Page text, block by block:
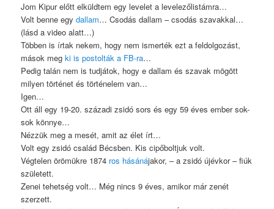
Jom Kipur előtt elküldtem egy levelet a levelezőlistámra…
Volt benne egydallam… Csodás dallam – csodás szavakkal…
(lásd a video alatt…)
Többen is írtak nekem, hogy nem ismerték ezt a feldolgozást,
mások megki is postolták a FB-ra…
Pedig talán nem is tudjátok, hogy e dallam és szavak mögött
milyen történet és történelem van…
Igen…
Ott áll egy 19-20. századi zsidó sors és egy 59 éves ember sok-
sok könnye…
Nézzük meg a mesét, amit az élet írt…
Volt egy zsidó család Bécsben. Kis cipőboltjuk volt.
Végtelen örömükre 1874 ros hásánájakor, – a zsidó újévkor – fiúk
született.
Zenei tehetség volt… Még nincs 9 éves, amikor már zenét
szerzett.